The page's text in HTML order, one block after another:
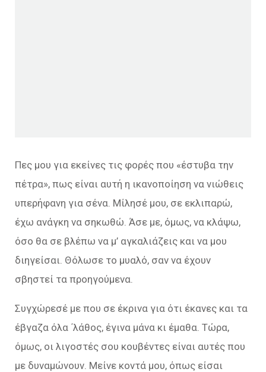
Πες μου για εκείνες τις φορές που «έστυβα την
πέτρα», πως είναι αυτή η ικανοποίηση να νιώθεις
υπερήφανη για σένα. Μίλησέ μου, σε εκλιπαρώ,
έχω ανάγκη να σηκωθώ. Άσε με, όμως, να κλάψω,
όσο θα σε βλέπω να μ’ αγκαλιάζεις και να μου
διηγείσαι. Θόλωσε το μυαλό, σαν να έχουν
σβηστεί τα προηγούμενα.
Συγχώρεσέ με που σε έκρινα για ότι έκανες και τα
έβγαζα όλα ΄λάθος, έγινα μάνα κι έμαθα. Τώρα,
όμως, οι λιγοστές σου κουβέντες είναι αυτές που
με δυναμώνουν. Μείνε κοντά μου, όπως είσαι